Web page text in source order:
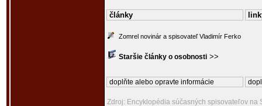
články
Zomrel novinár a spisovateľ Vladimír Ferko
Staršie články o osobnosti >>
doplňte alebo opravte informácie
Zdroj: Encyklopédia súčasných spisovateľov na